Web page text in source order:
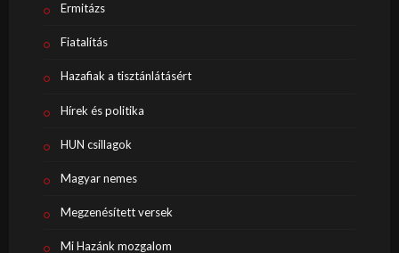
Ermitázs
Fiatalítás
Hazafiak a tisztánlátásért
Hírek és politika
HUN csillagok
Magyar nemes
Megzenésített versek
Mi Hazánk mozgalom